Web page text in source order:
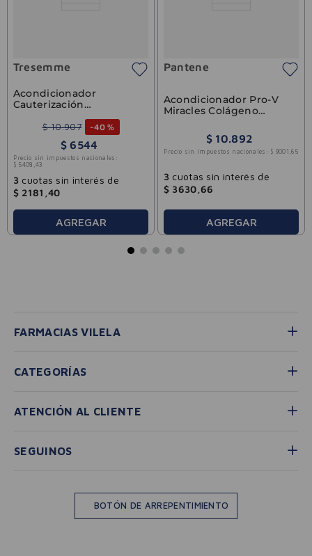
Tresemme
Acondicionador
Cauterización
$ 10.907 -40 %
$ 6544
Precio sin impuestos nacionales:
$ 5408 43
3cuotas sin interés de
$ 2181 40
AGREGAR
Pantene
Acondicionador Pro-V
Miracles Colágeno
$ 10.892
Precio sin impuestos nacionales: $ 9001 ,65
3cuotas sin interés de
$ 3630 66
AGREGAR
FARMACIAS VILELA
CATEGORÍAS
ATENCIÓN AL CLIENTE
SEGUINOS
BOTÓN DE ARREPENTIMIENTO